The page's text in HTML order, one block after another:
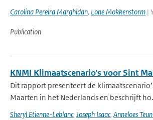
Carolina Pereira Marghidan, Lone Mokkenstorm |
Publication
KNMI Klimaatscenario's voor Sint
Dit rapport presenteert de
Maarten in het Nederlands en beschrijft
Sheryl Etienne-Leblanc, Joseph Isaac, Anneloes